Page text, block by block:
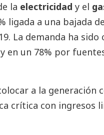
la electricidad y el
ligada a una bajada
La demanda ha
en un 78% por
a la generación
crítica con ingresos